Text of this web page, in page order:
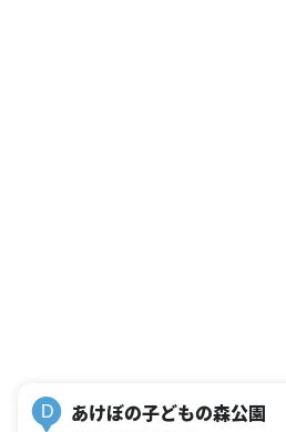
D あけぼの子どもの森公園